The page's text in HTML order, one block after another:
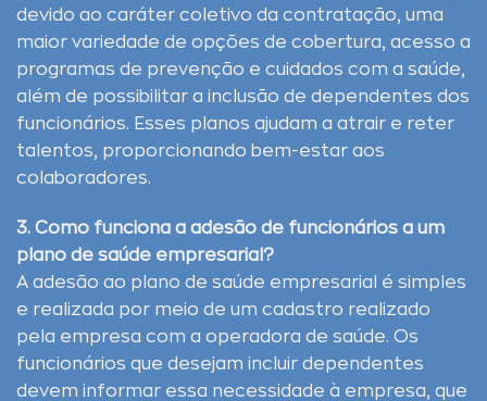
devido ao caráter coletivo da contratação, uma
maior variedade de opções de cobertura, acesso a
programas de prevenção e cuidados com a saúde,
além de possibilitar a inclusão de dependentes dos
funcionários. Esses planos ajudam a atrair e reter
talentos, proporcionando bem-estar aos
colaboradores.
3. Como funciona a adesão de funcionários a um
plano de saúde empresarial?
A adesão ao plano de saúde empresarial é simples
e realizada por meio de um cadastro realizado
pela empresa com a operadora de saúde. Os
funcionários que desejam incluir dependentes
devem informar essa necessidade à empresa, que